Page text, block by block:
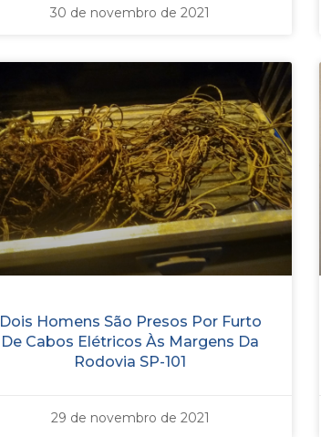
30 de novembro de 2021
Dois Homens São Presos Por Furto
De Cabos Elétricos Às Margens Da
Rodovia SP-101
29 de novembro de 2021